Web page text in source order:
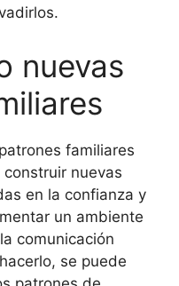
nuevas
familiares
nuevas
en la confianza y
un ambiente
comunicación
se puede